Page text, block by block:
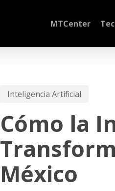
MTCenter
Inteligencia Artificial
Cómo la
México